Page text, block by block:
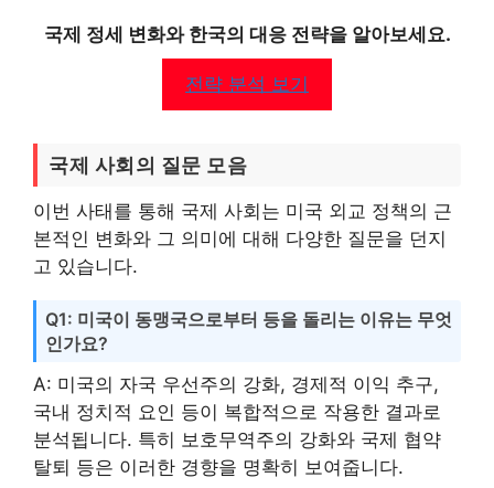
국제 정세 변화와 한국의 대응 전략을 알아보세요.
전략 분석 보기
국제 사회의 질문 모음
이번 사태를 통해 국제 사회는 미국 외교 정책의 근
본적인 변화와 그 의미에 대해 다양한 질문을 던지
고 있습니다.
Q1: 미국이 동맹국으로부터 등을 돌리는 이유는 무엇
인가요?
A: 미국의 자국 우선주의 강화, 경제적 이익 추구,
국내 정치적 요인 등이 복합적으로 작용한 결과로
분석됩니다. 특히 보호무역주의 강화와 국제 협약
탈퇴 등은 이러한 경향을 명확히 보여줍니다.